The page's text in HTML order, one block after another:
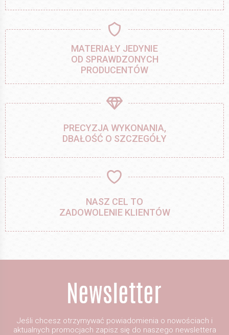
MATERIAŁY JEDYNIE
OD SPRAWDZONYCH
PRODUCENTÓW
PRECYZJA WYKONANIA,
DBAŁOŚĆ O SZCZEGÓŁY
NASZ CEL TO
ZADOWOLENIE KLIENTÓW
Jeśli chcesz otrzymywać powiadomienia o nowościach i
aktualnych promocjach zapisz się do naszego newslettera